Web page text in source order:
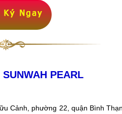
PEARL
Cảnh, phường 22, quận Bình